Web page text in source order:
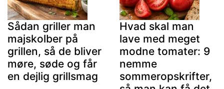
Sådan griller man
majskolber på
grillen, så de bliver
møre, søde og får
en dejlig grillsmag
Hvad skal man
lave med meget
modne tomater: 9
nemme
sommeropskrifter,